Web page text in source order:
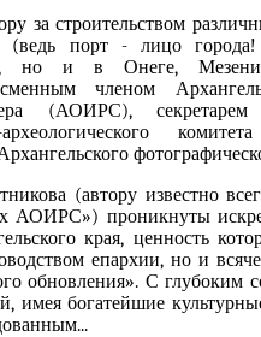
за строительством
(ведь порт - лицо
но и в Онеге,
членом
(АОИРС), секретарем
археологического
(автору известно
АОИРС») проникнуты
края, ценность
епархии, но и
обновления». С глубоким
имея богатейшие